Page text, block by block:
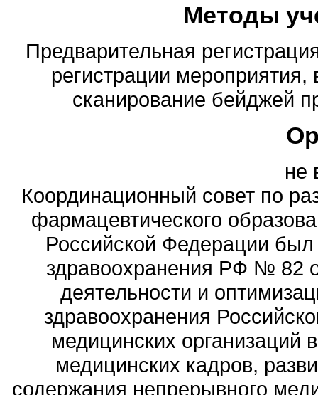
Методы
Предварительная
регистрации
сканирование бейджей
не
Координационный совет по
фармацевтического
Российской Федерации
здравоохранения РФ № 82
деятельности и
здравоохранения
медицинских
медицинских кадров,
содержания непрерывного